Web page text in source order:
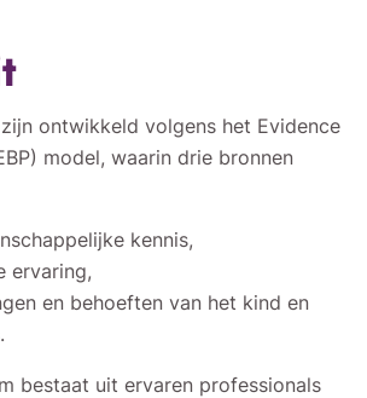
ontwikkeld volgens het Evidence
model, waarin drie bronnen
kennis,
ervaring,
en behoeften van het kind en
bestaat uit ervaren professionals